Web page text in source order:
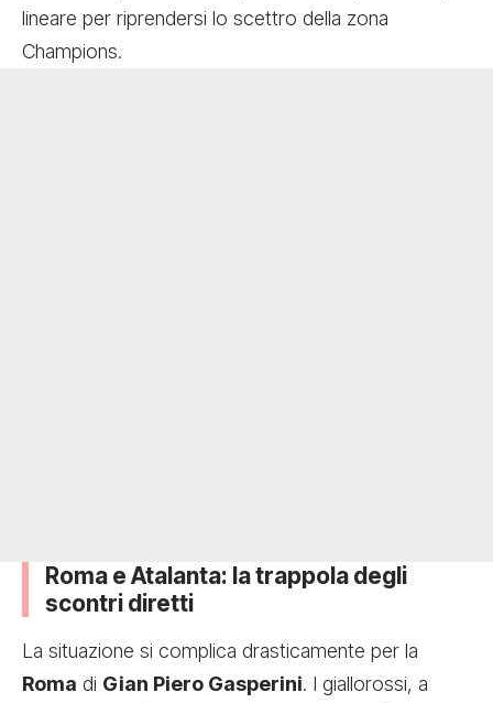
lineare per riprendersi lo scettro della zona
Champions.
Roma e Atalanta: la trappola degli
scontri diretti
La situazione si complica drasticamente per la
Roma di Gian Piero Gasperini. I giallorossi, a